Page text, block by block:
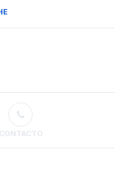
CONTACTO